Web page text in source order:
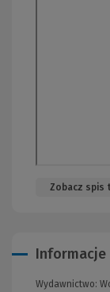
Zobacz spis
Informacje
Wydawnictwo: